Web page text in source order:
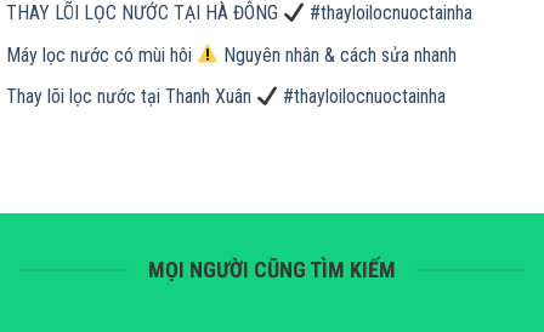
THAY LÕI LỌC NƯỚC TẠI HÀ ĐÔNG
#thayloilocnuoctainha
Máy lọc nước có mùi hôi
Nguyên nhân & cách sửa nhanh
Thay lõi lọc nước tại Thanh Xuân
#thayloilocnuoctainha
MỌI NGƯỜI CŨNG TÌM KIẾM